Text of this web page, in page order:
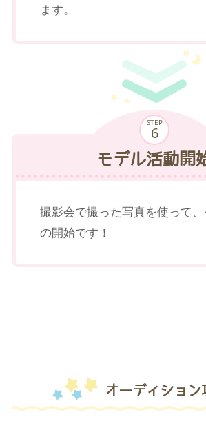
ます。
STEP
モデル活動開
撮影会で撮った写真を使って
の開始です！
オーディション